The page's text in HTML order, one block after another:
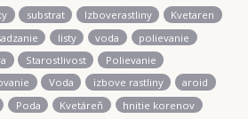
substrat Izboverastliny
Kvetaren
listy voda
polievanie
Starostlivost
Polievanie
Voda izbove rastliny
aroid
Poda Kvetáreň
hnitie korenov